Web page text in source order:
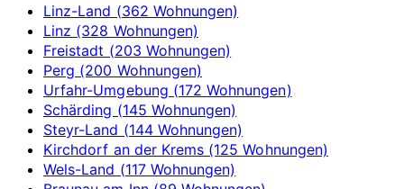
Linz-Land (362 Wohnungen)
Linz (328 Wohnungen)
Freistadt (203 Wohnungen)
Perg (200 Wohnungen)
Urfahr-Umgebung (172 Wohnungen)
Schärding (145 Wohnungen)
Steyr-Land (144 Wohnungen)
Kirchdorf an der Krems (125 Wohnungen)
Wels-Land (117 Wohnungen)